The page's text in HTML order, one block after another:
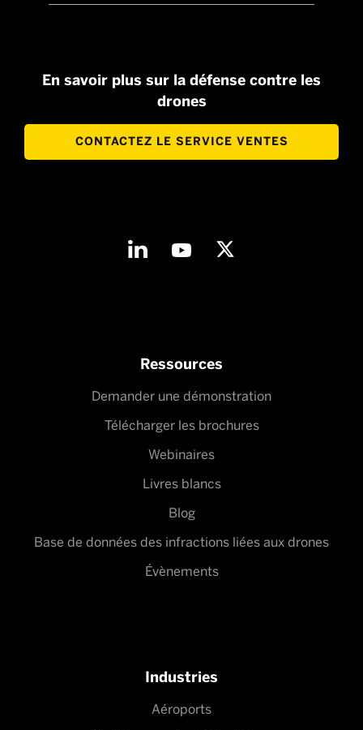
En savoir plus sur la défense contre les
drones
CONTACTEZ LE SERVICE VENTES
Ressources
Demander une démonstration
Télécharger les brochures
Webinaires
Livres blancs
Blog
Base de données des infractions liées aux drones
Évènements
Industries
Aéroports